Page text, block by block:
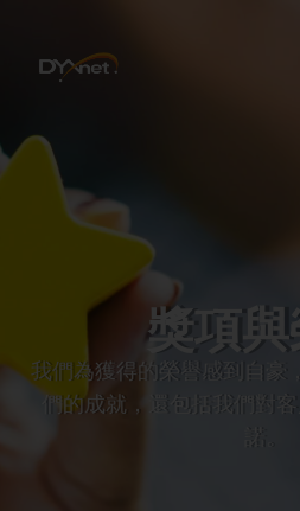
獎項
我們為獲得的榮譽感到自豪
們的成就，還包括我們對